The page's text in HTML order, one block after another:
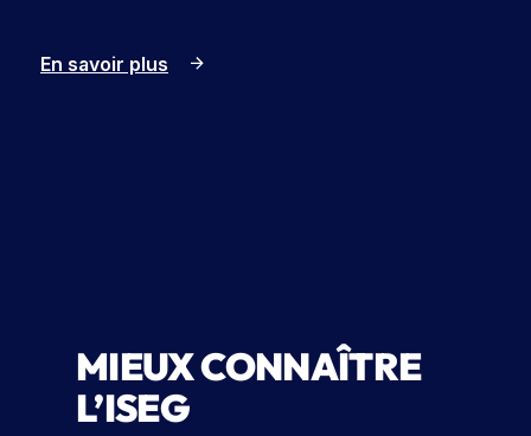
En savoir plus
MIEUX CONNAÎTRE
L’ISEG